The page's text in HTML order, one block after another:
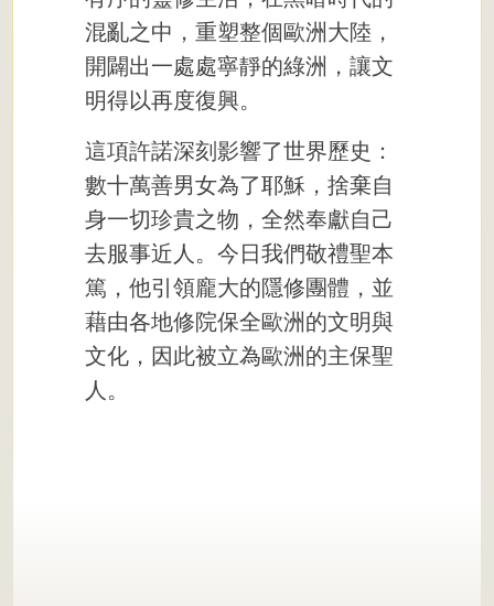
混亂之中，重塑整個歐洲大陸，
開闢出一處處寧靜的綠洲，讓文
明得以再度復興。
這項許諾深刻影響了世界歷史：
數十萬善男女為了耶穌，捨棄自
身一切珍貴之物，全然奉獻自己
去服事近人。今日我們敬禮聖本
篤，他引領龐大的隱修團體，並
藉由各地修院保全歐洲的文明與
文化，因此被立為歐洲的主保聖
人。